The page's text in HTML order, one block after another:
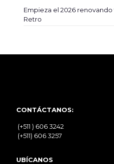
Empieza el 2026
Retro
CONTÁCTANOS:
(+511 ) 606 3242
(+511) 606 3257
UBÍCANOS